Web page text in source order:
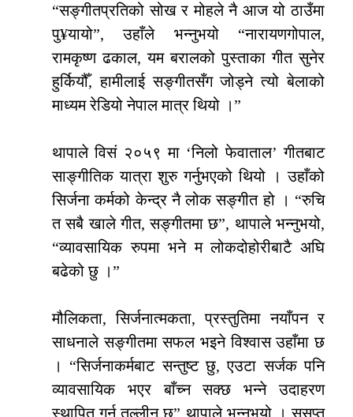
“सङ्गीतप्रतिको सोख र मोहले नै आज यो ठाउँमा
पु¥यायो”, उहाँले भन्नुभयो “नारायणगोपाल,
रामकृष्ण ढकाल, यम बरालको पुस्ताका गीत सुनेर
हुर्कियौँ, हामीलाई सङ्गीतसँग जोड्ने त्यो बेलाको
माध्यम रेडियो नेपाल मात्र थियो ।”
थापाले विसं २०५९ मा ‘निलो फेवाताल’ गीतबाट
साङ्गीतिक यात्रा शुरु गर्नुभएको थियो । उहाँको
सिर्जना कर्मको केन्द्र नै लोक सङ्गीत हो । “रुचि
त सबै खाले गीत, सङ्गीतमा छ”, थापाले भन्नुभयो,
“व्यावसायिक रुपमा भने म लोकदोहोरीबाटै अघि
बढेको छु ।”
मौलिकता, सिर्जनात्मकता, प्रस्तुतिमा नयाँपन र
साधनाले सङ्गीतमा सफल भइने विश्वास उहाँमा छ
। “सिर्जनाकर्मबाट सन्तुष्ट छु, एउटा सर्जक पनि
व्यावसायिक भएर बाँच्न सक्छ भन्ने उदाहरण
स्थापित गर्न तल्लीन छु” थापाले भन्नुभयो । सुसुप्त